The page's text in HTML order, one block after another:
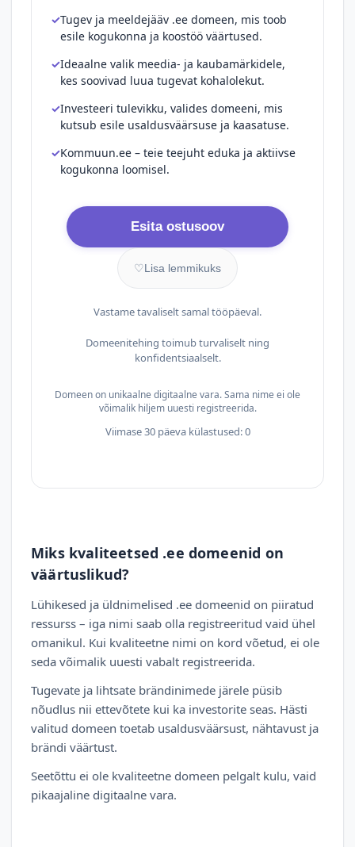
Tugev ja meeldejääv .ee domeen, mis toob
esile kogukonna ja koostöö väärtused.
Ideaalne valik meedia- ja kaubamärkidele,
kes soovivad luua tugevat kohalolekut.
Investeeri tulevikku, valides domeeni, mis
kutsub esile usaldusväärsuse ja kaasatuse.
Kommuun.ee – teie teejuht eduka ja aktiivse
kogukonna loomisel.
Esita ostusoov
♡Lisa lemmikuks
Vastame tavaliselt samal tööpäeval.
Domeenitehing toimub turvaliselt ning
konfidentsiaalselt.
Domeen on unikaalne digitaalne vara. Sama nime ei ole
võimalik hiljem uuesti registreerida.
Viimase 30 päeva külastused: 0
Miks kvaliteetsed .ee domeenid on
väärtuslikud?
Lühikesed ja üldnimelised .ee domeenid on piiratud
ressurss – iga nimi saab olla registreeritud vaid ühel
omanikul. Kui kvaliteetne nimi on kord võetud, ei ole
seda võimalik uuesti vabalt registreerida.
Tugevate ja lihtsate brändinimede järele püsib
nõudlus nii ettevõtete kui ka investorite seas. Hästi
valitud domeen toetab usaldusväärsust, nähtavust ja
brändi väärtust.
Seetõttu ei ole kvaliteetne domeen pelgalt kulu, vaid
pikaajaline digitaalne vara.